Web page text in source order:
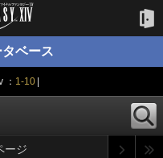
ベース
： 1-10|
ージ